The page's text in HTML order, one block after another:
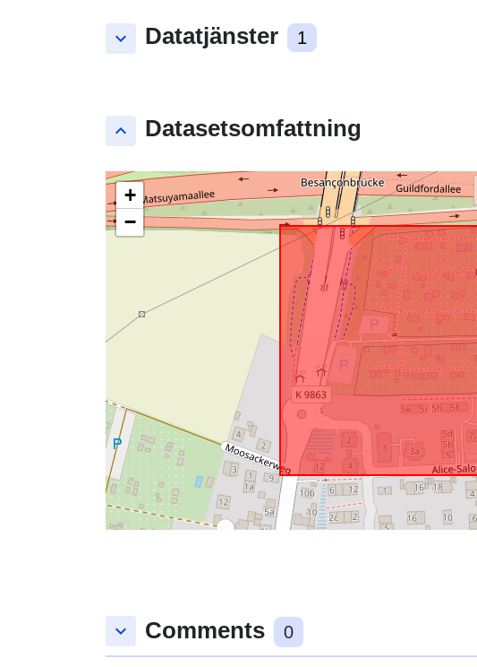
keyboard_arrow_down Datatjänster 1
keyboard_arrow_up Datasetsomfattning
+
−
keyboard_arrow_down Comments 0